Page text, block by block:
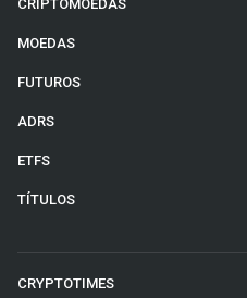
CRIPTOMOEDAS
MOEDAS
FUTUROS
ADRS
ETFS
TÍTULOS
CRYPTOTIMES